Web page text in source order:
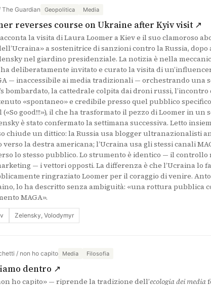
The Guardian Geopolitica Media
reverses course on Ukraine after Kyiv visit ↗
la visita di Laura Loomer a Kiev e il suo clamoroso
a sostenitrice di sanzioni contro la Russia, dopo
nel giardino presidenziale. La notizia è nella
deliberatamente invitato e curato la visita di
— inaccessibile ai media tradizionali — orchestrando una
bombardato, la cattedrale colpita dai droni russi, l’incontro
«spontaneo» e credibile presso quel pubblico
good!!!»), il che ha trasformato il pezzo di Loomer in un
è stato confermato la settimana successiva. Letto
chiude un dittico: la Russia usa blogger ultranazionalisti
la destra americana; l’Ucraina usa gli stessi canali
lo stesso pubblico. Lo strumento è identico — il controllo
— i vettori opposti. La differenza è che l’Ucraina lo
ringraziato Loomer per il coraggio di venire.
lo ha descritto senza ambiguità: «una rottura pubblica
MAGA».
Zelensky, Volodymyr
/ non ho capito Media Filosofia
dentro ↗
ho capito» — riprende la tradizione dell’ecologia dei media